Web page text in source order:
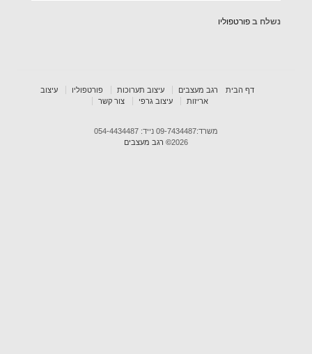
נשלח ב פורטפוליו
דף הבית רגב מעצבים עיצוב תערוכות פורטפוליו
עיצוב
אריזות
עיצוב גרפי צור קשר
משרד:09-7434487 נייד: 054-4434487
2026© רגב מעצבים